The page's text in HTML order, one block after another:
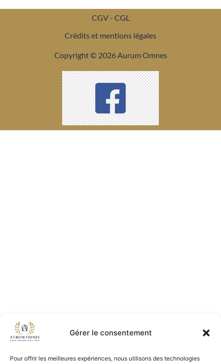
Gérer le consentement
Pour offrir les meilleures expériences, nous utilisons des technologies
CGV - CGL
Crédits et mentions légales
Copyright © 2026 Aurum Omnes